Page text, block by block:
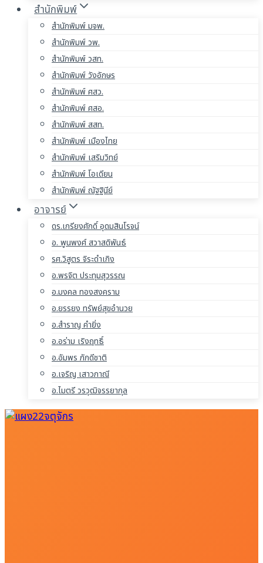
สำนักพิมพ์
สำนักพิมพ์ มจพ.
สำนักพิมพ์ วพ.
สำนักพิมพ์ วสท.
สำนักพิมพ์ วังอักษร
สำนักพิมพ์ ศสว.
สำนักพิมพ์ ศสอ.
สำนักพิมพ์ สสท.
สำนักพิมพ์ เมืองไทย
สำนักพิมพ์ เสริมวิทย์
สำนักพิมพ์ โอเดียน
สำนักพิมพ์ ณัฐฐินีย์
อาจารย์
ดร.เกรียงศักดิ์ อุดมสินโรจน์
อ. พูนพงศ์ สวาสดิพันธ์
รศ.วิสูตร จิระดำเกิง
อ.พรจิต ประทุมสุวรรณ
อ.มงคล ทองสงคราม
อ.ยรรยง ทรัพย์สุขอำนวย
อ.สำราญ คำยิ่ง
อ.อร่าม เริงฤทธิ์
อ.อัมพร ภักดีชาติ
อ.เจริญ เสาวภาณี
อ.ไมตรี วรวุฒิจรรยากุล